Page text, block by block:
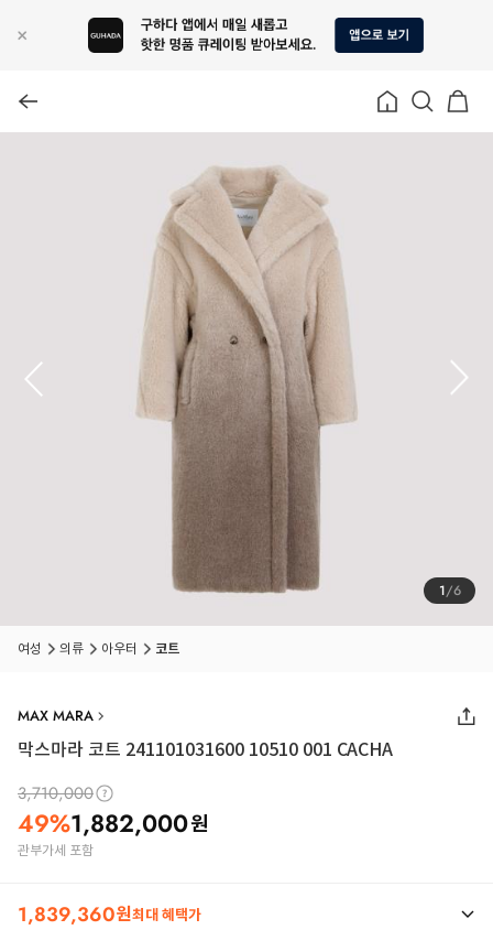
1/6
여성 의류 아우터 코트
MAX MARA
막스마라 코트 241101031600 10510 001 CACHA
3,710,000
49%1,882,000원
관부가세 포함
1,839,360원최대 혜택가